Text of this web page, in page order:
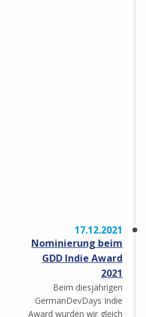
17.12.2021
Nominierung beim
GDD Indie Award
2021
Beim diesjährigen
GermanDevDays Indie
Award wurden wir gleich